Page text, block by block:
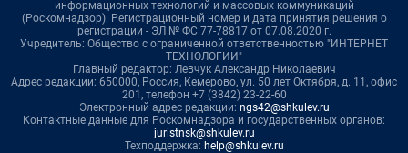
информационных технологий и массовых коммуникаций
(Роскомнадзор). Регистрационный номер и дата принятия решения о
регистрации - ЭЛ № ФС 77-78817 от 07.08.2020 г.
Учредитель: Общество с ограниченной ответственностью "ИНТЕРНЕТ
ТЕХНОЛОГИИ"
Главный редактор: Левчук Александр Николаевич
Адрес редакции: 650000, Россия, Кемерово, ул. 50 лет Октября, д. 11, офис
201, телефон +7 (3842) 23-22-60
Электронный адрес редакции: ngs42@shkulev.ru
Контактные данные для Роскомнадзора и государственных органов:
juristnsk@shkulev.ru
Техподдержка: help@shkulev.ru